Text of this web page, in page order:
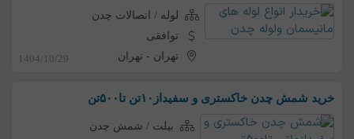
لوله / اتصالات چدن
توافقی
تهران -تهران 1404/10/29
خرید شمش چدن خاکستری و سفیداز۱۰تن تا۵۰۰تن
بیلت / شمش چدن